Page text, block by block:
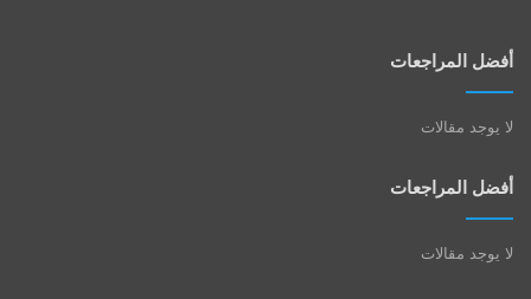
أفضل المراجعات
لا يوجد مقالات
أفضل المراجعات
لا يوجد مقالات